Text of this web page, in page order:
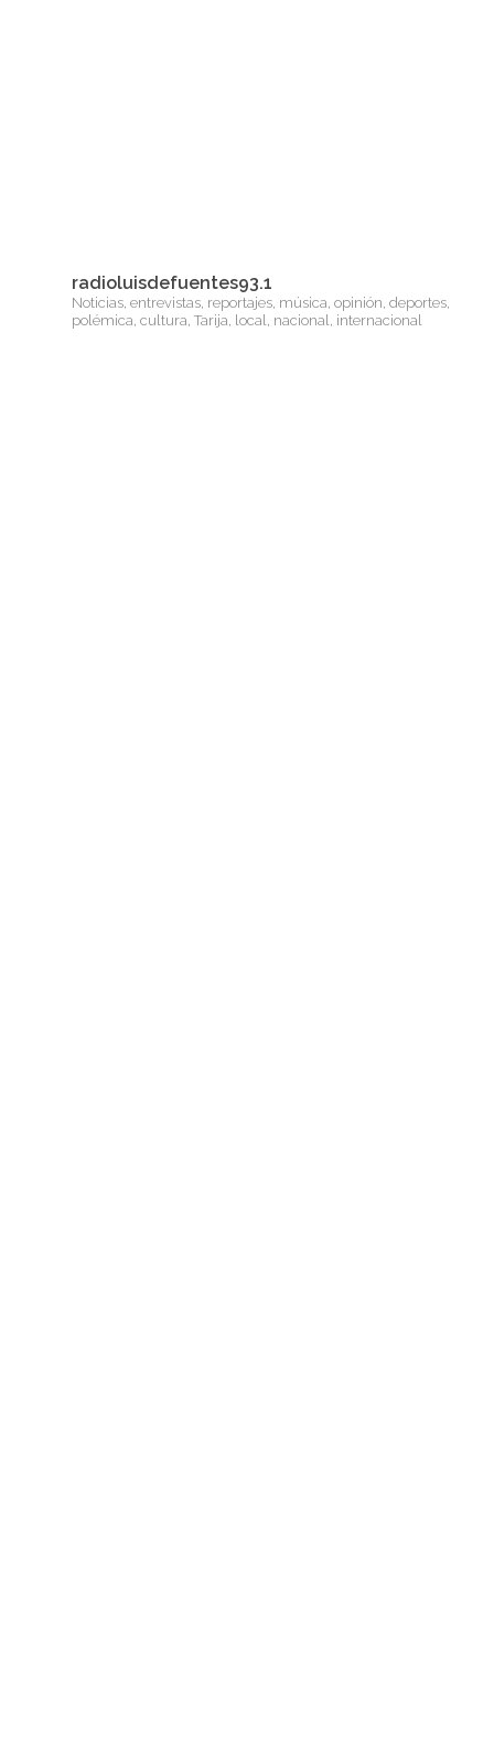
radioluisdefuentes93.1
Noticias, entrevistas, reportajes, música, opinión, deportes,
polémica, cultura, Tarija, local, nacional, internacional